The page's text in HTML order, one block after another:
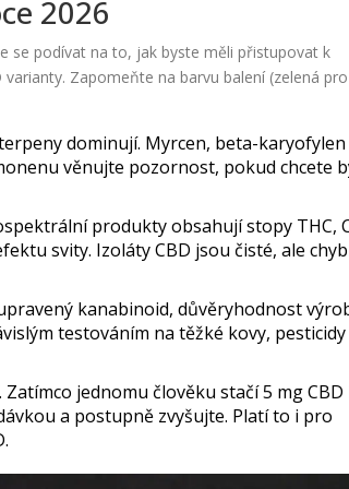
2026
se podívat na to, jak byste měli přistupovat k
Zapomeňte na barvu balení (zelená pro
dominují. Myrcen, beta-karyofylen
věnujte pozornost, pokud chcete
produkty obsahují stopy THC,
svity. Izoláty CBD jsou čisté, ale
kanabinoid, důvěryhodnost
testováním na těžké kovy, pesticidy
jednomu člověku stačí 5 mg CBD
a postupně zvyšujte. Platí to i pro